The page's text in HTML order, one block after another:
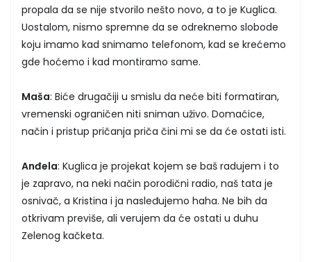
propala da se nije stvorilo nešto novo, a to je Kuglica.
Uostalom, nismo spremne da se odreknemo slobode
koju imamo kad snimamo telefonom, kad se krećemo
gde hoćemo i kad montiramo same.
Maša: Biće drugačiji u smislu da neće biti formatiran,
vremenski ograničen niti sniman uživo. Domaćice,
način i pristup pričanja priča čini mi se da će ostati isti.
Anđela: Kuglica je projekat kojem se baš radujem i to
je zapravo, na neki način porodični radio, naš tata je
osnivač, a Kristina i ja nasleđujemo haha. Ne bih da
otkrivam previše, ali verujem da će ostati u duhu
Zelenog kačketa.